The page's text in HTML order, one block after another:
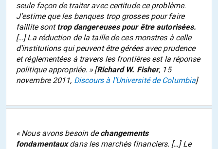
seule façon de traiter avec certitude ce problème.
J’estime que les banques trop grosses pour faire
faillite sonttrop dangereuses pour être autorisées.
[…] La réduction de la taille de ces monstres à celle
d’institutions qui peuvent être gérées avec prudence
et réglementées à travers les frontières est la réponse
politique appropriée. » [Richard W. Fisher, 15
novembre 2011, Discours à l’Université de Columbia]
«Nous avons besoin dechangements
fondamentauxdans les marchés financiers. […] Le